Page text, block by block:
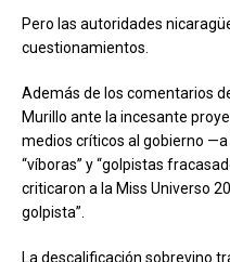
Pero las autoridades
cuestionamientos.
Además de los comentarios
Murillo ante la incesante
medios críticos al gobierno —a
“víboras” y “golpistas
criticaron a la Miss Universo
golpista”.
La descalificación sobrevino